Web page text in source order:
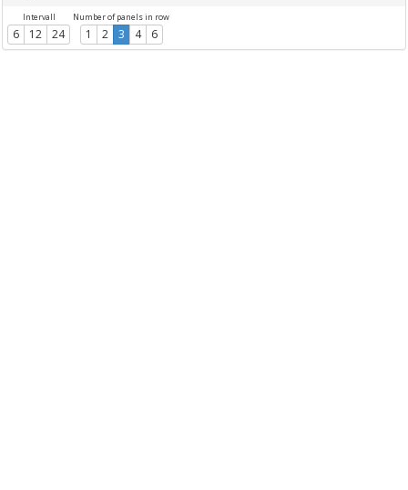
Intervall
6 12 24
Number of panels in row
1 2 3 4 6